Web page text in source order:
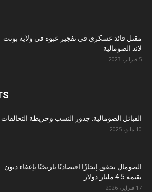
مقتل قائد عسكري في تفجير عبوة في ولاية بونت
لاند الصومالية
5 فبراير، 2023
القبائل الصومالية: جذور النسب وخريطة التحالفات
10 مايو، 2025
الصومال يحقق إنجازًا اقتصاديًا تاريخيًا بإعفاء ديون
بقيمة 4.5 مليار دولار
17 فبراير، 2026